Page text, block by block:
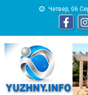
Четвер, 06
информационный